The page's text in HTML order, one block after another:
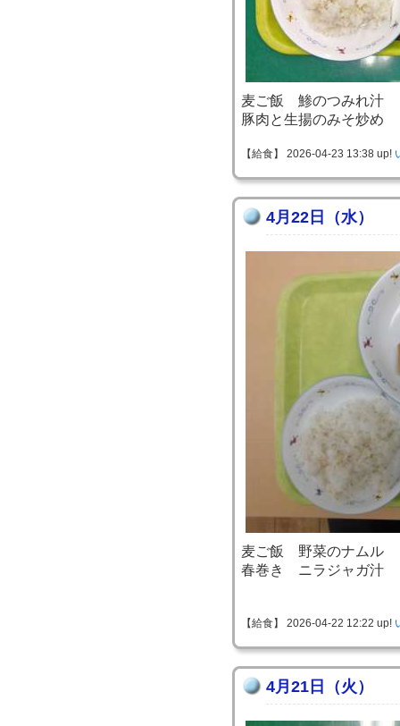
麦ご飯 鯵のつみれ汁
豚肉と生揚のみそ炒め
【給食】 2026-04-23 13:38 up!
4月22日（水）
麦ご飯 野菜のナムル
春巻き ニラジャガ汁
【給食】 2026-04-22 12:22 up!
4月21日（火）